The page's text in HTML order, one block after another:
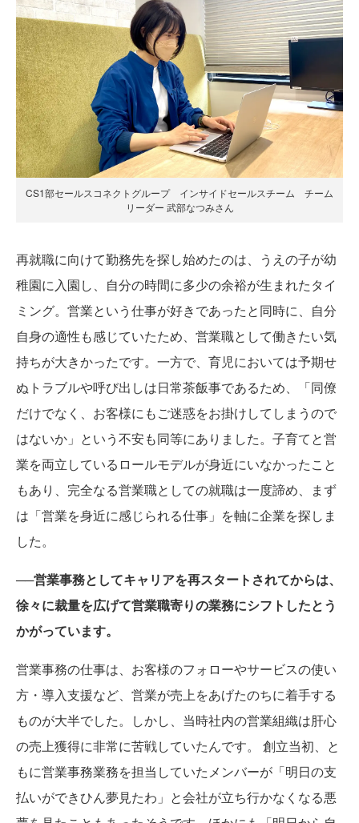
CS1部セールスコネクトグループ インサイドセールスチーム チーム
リーダー 武部なつみさん
再就職に向けて勤務先を探し始めたのは、うえの子が幼
稚園に入園し、自分の時間に多少の余裕が生まれたタイ
ミング。営業という仕事が好きであったと同時に、自分
自身の適性も感じていたため、営業職として働きたい気
持ちが大きかったです。一方で、育児においては予期せ
ぬトラブルや呼び出しは日常茶飯事であるため、「同僚
だけでなく、お客様にもご迷惑をお掛けしてしまうので
はないか」という不安も同等にありました。子育てと営
業を両立しているロールモデルが身近にいなかったこと
もあり、完全なる営業職としての就職は一度諦め、まず
は「営業を身近に感じられる仕事」を軸に企業を探しま
した。
──営業事務としてキャリアを再スタートされてからは、
徐々に裁量を広げて営業職寄りの業務にシフトしたとう
かがっています。
営業事務の仕事は、お客様のフォローやサービスの使い
方・導入支援など、営業が売上をあげたのちに着手する
ものが大半でした。しかし、当時社内の営業組織は肝心
の売上獲得に非常に苦戦していたんです。 創立当初、と
もに営業事務業務を担当していたメンバーが「明日の支
払いができひん夢見たわ」と会社が立ち行かなくなる悪